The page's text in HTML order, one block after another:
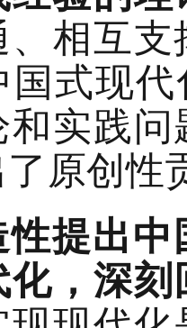
、相互
国式现
和实践
原创性
性提出中
化，深